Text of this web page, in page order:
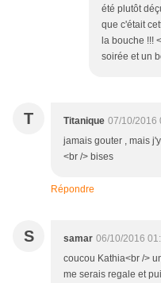
été plutôt
que c'était
la bouche !!!
soirée et un
T Titanique 07/10/2016
jamais gouter , mais
<br /> bises
Répondre
S samar 06/10/2016
coucou Kathia<br />
me serais regale et